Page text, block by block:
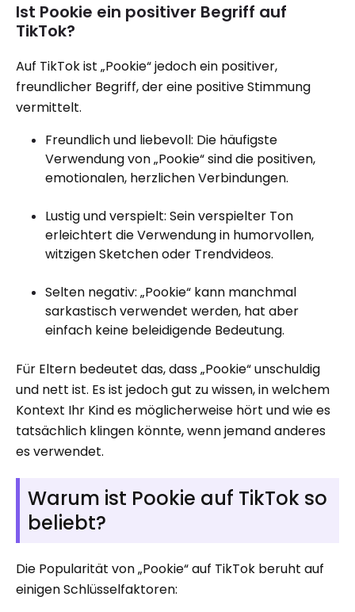
Ist Pookie ein positiver Begriff auf
TikTok?
Auf TikTok ist „Pookie“ jedoch ein positiver,
freundlicher Begriff, der eine positive Stimmung
vermittelt.
Freundlich und liebevoll: Die häufigste
Verwendung von „Pookie“ sind die positiven,
emotionalen, herzlichen Verbindungen.
Lustig und verspielt: Sein verspielter Ton
erleichtert die Verwendung in humorvollen,
witzigen Sketchen oder Trendvideos.
Selten negativ: „Pookie“ kann manchmal
sarkastisch verwendet werden, hat aber
einfach keine beleidigende Bedeutung.
Für Eltern bedeutet das, dass „Pookie“ unschuldig
und nett ist. Es ist jedoch gut zu wissen, in welchem ​​
Kontext Ihr Kind es möglicherweise hört und wie es
tatsächlich klingen könnte, wenn jemand anderes
es verwendet.
Warum ist Pookie auf TikTok so
beliebt?
Die Popularität von „Pookie“ auf TikTok beruht auf
einigen Schlüsselfaktoren: